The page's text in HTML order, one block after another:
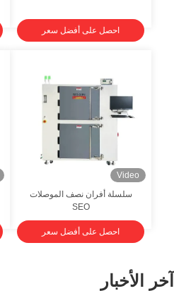
احصل على أفضل سعر
Video
سلسلة أفران نصف الموصلات
احصل على أفضل سعر
Video